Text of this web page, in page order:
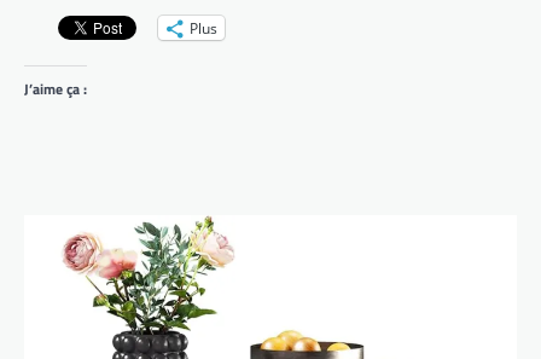
Plus
J’aime ça :